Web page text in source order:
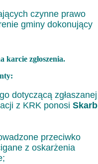
czynne prawo
gminy dokonujący
karcie zgłoszenia.
dotyczącą zgłaszanej
z KRK ponosi Skarb
przeciwko
z oskarżenia